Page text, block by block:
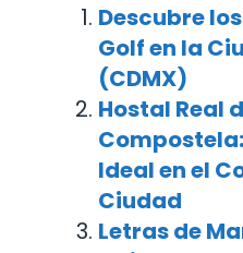
Descubre
Golf en la
(CDMX)
Hostal Real
Ideal en el
Ciudad
Letras de